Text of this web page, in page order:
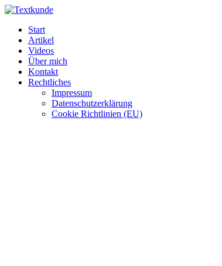
Zum
wechseln
Start
Artikel
Videos
Über mich
Kontakt
Rechtliches
Impressum
Datenschutzerklärung
Cookie Richtlinien (EU)